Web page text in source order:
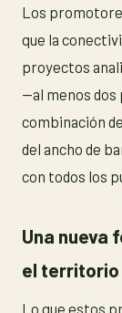
Los
que la
proyectos
—al menos
combinación
del ancho de
con todos los
Una nueva
el territorio
Lo que estos